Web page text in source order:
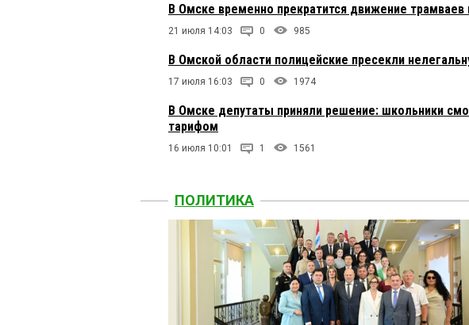
В Омске временно прекратится движение
21 июля 14:03 0 985
В Омской области полицейские пресекли
17 июля 16:03 0 1974
В Омске депутаты приняли решение: школьники
тарифом
16 июля 10:01 1 1561
ПОЛИТИКА